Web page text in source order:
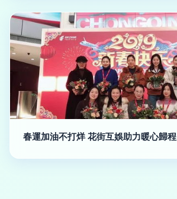
春運加油不打烊 花街互娛助力暖心歸程